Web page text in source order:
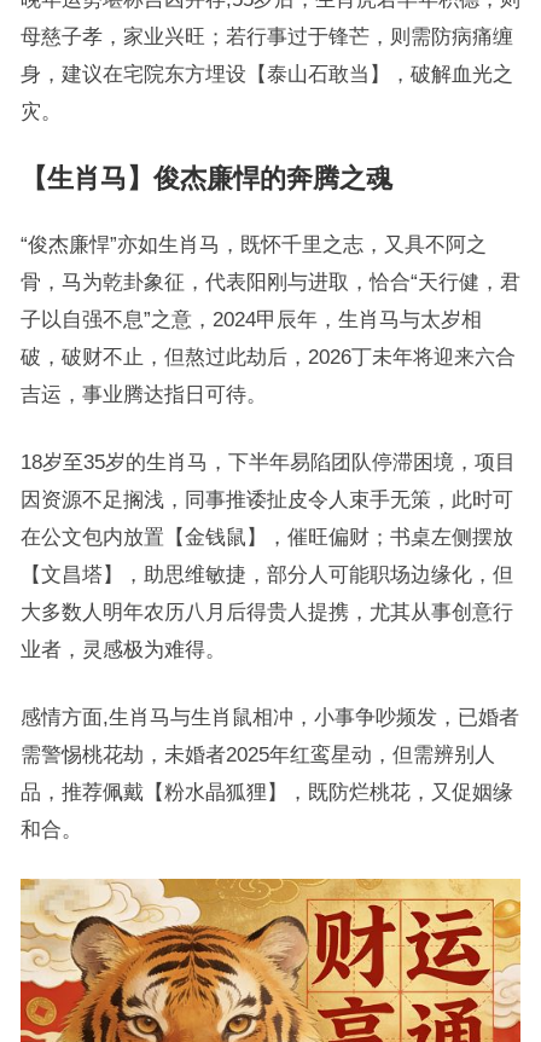
母慈子孝，家业兴旺；若行事过于锋芒，则需防病痛缠
身，建议在宅院东方埋设【泰山石敢当】，破解血光之
灾。
【生肖马】俊杰廉悍的奔腾之魂
“俊杰廉悍”亦如生肖马，既怀千里之志，又具不阿之
骨，马为乾卦象征，代表阳刚与进取，恰合“天行健，君
子以自强不息”之意，2024甲辰年，生肖马与太岁相
破，破财不止，但熬过此劫后，2026丁未年将迎来六合
吉运，事业腾达指日可待。
18岁至35岁的生肖马，下半年易陷团队停滞困境，项目
因资源不足搁浅，同事推诿扯皮令人束手无策，此时可
在公文包内放置【金钱鼠】，催旺偏财；书桌左侧摆放
【文昌塔】，助思维敏捷，部分人可能职场边缘化，但
大多数人明年农历八月后得贵人提携，尤其从事创意行
业者，灵感极为难得。
感情方面,生肖马与生肖鼠相冲，小事争吵频发，已婚者
需警惕桃花劫，未婚者2025年红鸾星动，但需辨别人
品，推荐佩戴【粉水晶狐狸】，既防烂桃花，又促姻缘
和合。